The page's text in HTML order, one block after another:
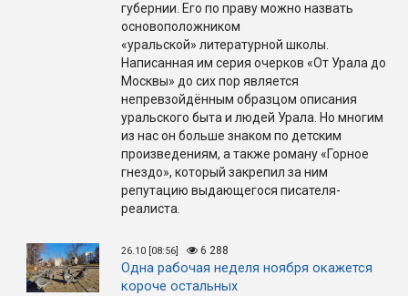
губернии. Его по праву можно назвать
основоположником
«уральской» литературной школы.
Написанная им серия очерков «От Урала до
Москвы» до сих пор является
непревзойдённым образцом описания
уральского быта и людей Урала. Но многим
из нас он больше знаком по детским
произведениям, а также роману «Горное
гнездо», который закрепил за ним
репутацию выдающегося писателя-
реалиста.
26.10 [08:56] 6 288
Одна рабочая неделя ноября окажется
короче остальных